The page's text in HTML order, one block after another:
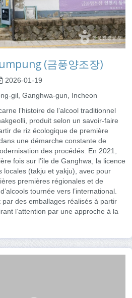
(금풍양조장)
2026-01-19
gil, Ganghwa-gun, Incheon
l’histoire de l’alcool traditionnel
produit selon un savoir-faire
de riz écologique de première
une démarche constante de
des procédés. En 2021,
fois sur l’île de Ganghwa, la licence
locales (takju et yakju), avec pour
premières régionales et de
tournée vers l’international.
des emballages réalisés à partir
l’attention par une approche à la